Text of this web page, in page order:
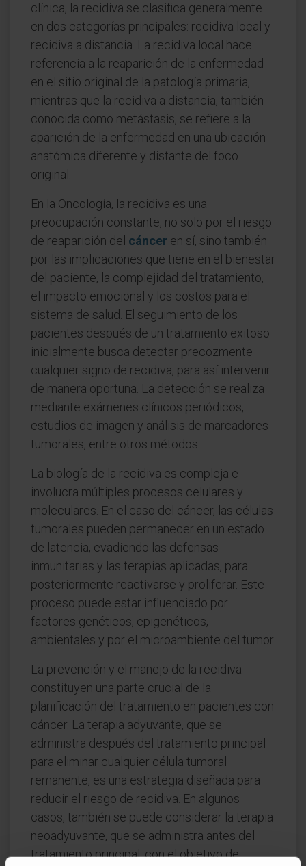
clínica, la recidiva se clasifica generalmente
en dos categorías principales: recidiva local y
recidiva a distancia. La recidiva local hace
referencia a la reaparición de la enfermedad
en el sitio original de la patología primaria,
mientras que la recidiva a distancia, también
conocida como metástasis, se refiere a la
aparición de la enfermedad en una ubicación
anatómica diferente y distante del foco
original.
En la Oncología, la recidiva es una
preocupación constante, no solo por el riesgo
de reaparición del cáncer en sí, sino también
por las implicaciones que tiene en el bienestar
del paciente, la complejidad del tratamiento,
el impacto emocional y los costos para el
sistema de salud. El seguimiento de los
pacientes después de un tratamiento exitoso
inicialmente busca detectar precozmente
cualquier signo de recidiva, para así intervenir
de manera oportuna. La detección se realiza
mediante exámenes clínicos periódicos,
estudios de imagen y análisis de marcadores
tumorales, entre otros métodos.
La biología de la recidiva es compleja e
involucra múltiples procesos celulares y
moleculares. En el caso del cáncer, las células
tumorales pueden permanecer en un estado
de latencia, evadiendo las defensas
inmunitarias y las terapias aplicadas, para
posteriormente reactivarse y proliferar. Este
proceso puede estar influenciado por
factores genéticos, epigenéticos,
ambientales y por el microambiente del tumor.
La prevención y el manejo de la recidiva
constituyen una parte crucial de la
planificación del tratamiento en pacientes con
cáncer. La terapia adyuvante, que se
administra después del tratamiento principal
para eliminar cualquier célula tumoral
remanente, es una estrategia diseñada para
reducir el riesgo de recidiva. En algunos
casos, también se puede considerar la terapia
neoadyuvante, que se administra antes del
tratamiento principal, con el objetivo de